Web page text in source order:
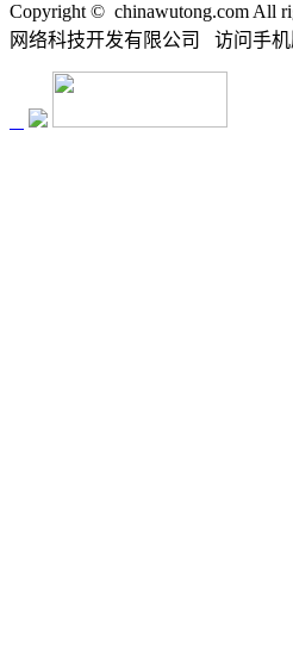
Copyright © chinawutong.com All
网络科技开发有限公司
访问 手